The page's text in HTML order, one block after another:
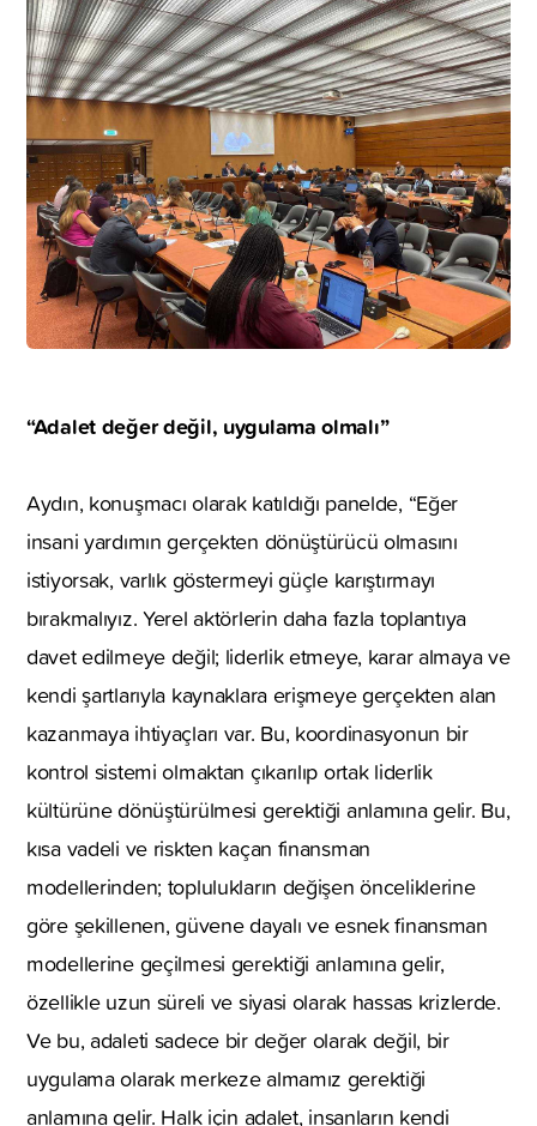
“Adalet değer değil, uygulama olmalı”
Aydın, konuşmacı olarak katıldığı panelde, “Eğer
insani yardımın gerçekten dönüştürücü olmasını
istiyorsak, varlık göstermeyi güçle karıştırmayı
bırakmalıyız. Yerel aktörlerin daha fazla toplantıya
davet edilmeye değil; liderlik etmeye, karar almaya ve
kendi şartlarıyla kaynaklara erişmeye gerçekten alan
kazanmaya ihtiyaçları var. Bu, koordinasyonun bir
kontrol sistemi olmaktan çıkarılıp ortak liderlik
kültürüne dönüştürülmesi gerektiği anlamına gelir. Bu,
kısa vadeli ve riskten kaçan finansman
modellerinden; toplulukların değişen önceliklerine
göre şekillenen, güvene dayalı ve esnek finansman
modellerine geçilmesi gerektiği anlamına gelir,
özellikle uzun süreli ve siyasi olarak hassas krizlerde.
Ve bu, adaleti sadece bir değer olarak değil, bir
uygulama olarak merkeze almamız gerektiği
anlamına gelir. Halk için adalet, insanların kendi